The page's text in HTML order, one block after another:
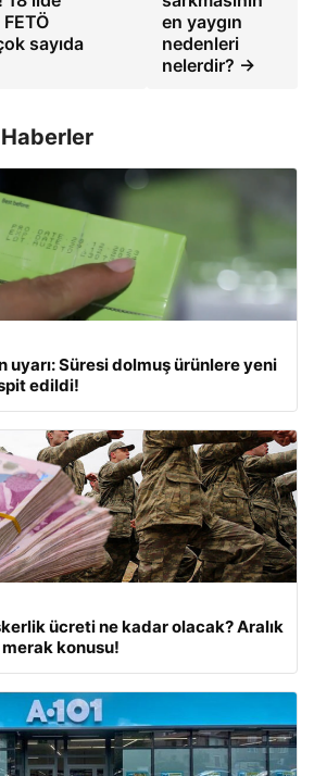
sayıda
en yaygın
nedenleri
nelerdir? →
uyarı: Süresi dolmuş ürünlere yeni
edildi!
ücreti ne kadar olacak? Aralık
konusu!